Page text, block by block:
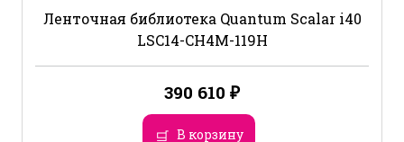
Ленточная библиотека Quantum Scalar i40
LSC14-CH4M-119H
390 610 ₽
В корзину